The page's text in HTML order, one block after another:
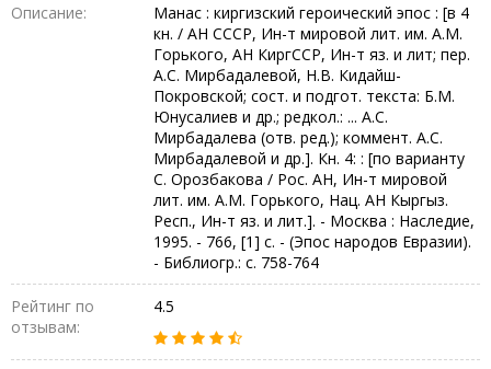
Описание:
Манас : киргизский героический эпос : [в 4
кн. / АН СССР, Ин-т мировой лит. им. А.М.
Горького, АН КиргССР, Ин-т яз. и лит; пер.
А.С. Мирбадалевой, Н.В. Кидайш-
Покровской; сост. и подгот. текста: Б.М.
Юнусалиев и др.; редкол.: ... А.С.
Мирбадалева (отв. ред.); коммент. А.С.
Мирбадалевой и др.]. Кн. 4: : [по варианту
С. Орозбакова / Рос. АН, Ин-т мировой
лит. им. А.М. Горького, Нац. АН Кыргыз.
Респ., Ин-т яз. и лит.]. - Москва : Наследие,
1995. - 766, [1] с. - (Эпос народов Евразии).
- Библиогр.: с. 758-764
Рейтинг по
отзывам:
4.5